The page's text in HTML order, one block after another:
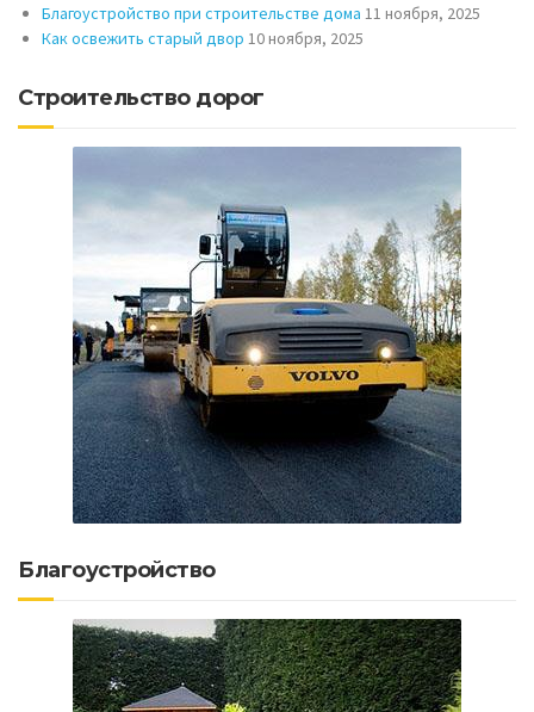
Благоустройство при строительстве дома 11 ноября, 2025
Как освежить старый двор 10 ноября, 2025
Строительство дорог
Благоустройство